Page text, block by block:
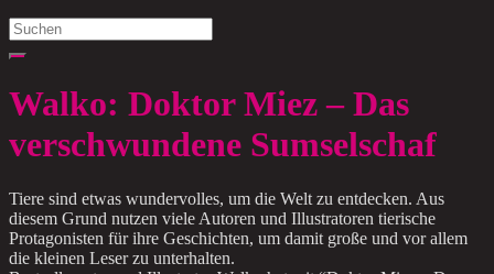
Search
for:
Walko: Doktor Miez – Das
verschwundene Sumselschaf
Tiere sind etwas wundervolles, um die Welt zu entdecken. Aus
diesem Grund nutzen viele Autoren und Illustratoren tierische
Protagonisten für ihre Geschichten, um damit große und vor allem
die kleinen Leser zu unterhalten.